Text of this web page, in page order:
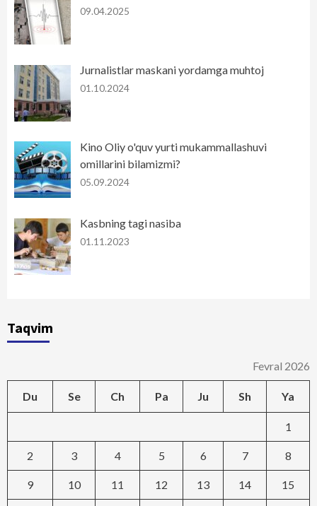
09.04.2025
Jurnalistlar maskani yordamga muhtoj
01.10.2024
Kino Oliy o'quv yurti mukammallashuvi
omillarini bilamizmi?
05.09.2024
Kasbning tagi nasiba
01.11.2023
Taqvim
Fevral 2026
Du Se Ch Pa Ju Sh Ya
1
2 3 4 5 6 7 8
9 10 11 12 13 14 15